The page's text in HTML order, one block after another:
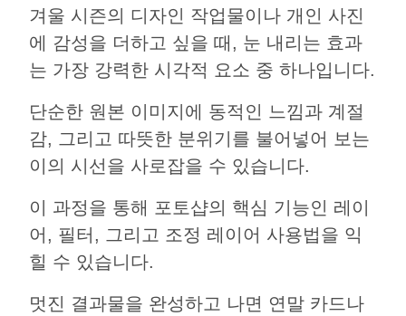
겨울 시즌의 디자인 작업물이나 개인 사진
에 감성을 더하고 싶을 때, 눈 내리는 효과
는 가장 강력한 시각적 요소 중 하나입니다.
단순한 원본 이미지에 동적인 느낌과 계절
감, 그리고 따뜻한 분위기를 불어넣어 보는
이의 시선을 사로잡을 수 있습니다.
이 과정을 통해 포토샵의 핵심 기능인 레이
어, 필터, 그리고 조정 레이어 사용법을 익
힐 수 있습니다.
멋진 결과물을 완성하고 나면 연말 카드나